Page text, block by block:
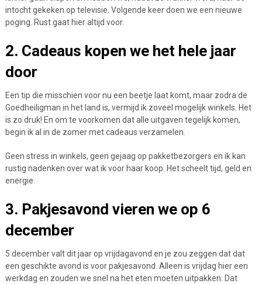
intocht gekeken op televisie. Volgende keer doen we een nieuwe
poging. Rust gaat hier altijd voor.
2. Cadeaus kopen we het hele jaar
door
Een tip die misschien voor nu een beetje laat komt, maar zodra de
Goedheiligman in het land is, vermijd ik zoveel mogelijk winkels. Het
is zo druk! En om te voorkomen dat alle uitgaven tegelijk komen,
begin ik al in de zomer met cadeaus verzamelen.
Geen stress in winkels, geen gejaag op pakketbezorgers en ik kan
rustig nadenken over wat ik voor haar koop. Het scheelt tijd, geld en
energie.
3. Pakjesavond vieren we op 6
december
5 december valt dit jaar op vrijdagavond en je zou zeggen dat dat
een geschikte avond is voor pakjesavond. Alleen is vrijdag hier een
werkdag en zouden we snel na het eten moeten uitpakken. Dat